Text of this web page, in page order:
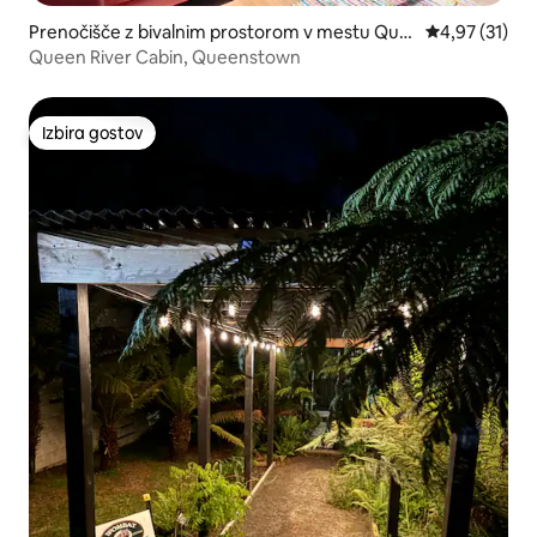
Prenočišče z bivalnim prostorom v mestu Que
enstown
Povprečna
4,97 (31)
Queen River Cabin, Queenstown
Izbira gostov
Izbira gostov